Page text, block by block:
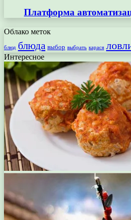
Платформа
Облако меток
блюд блюда выбор выбрать карася
Интересное